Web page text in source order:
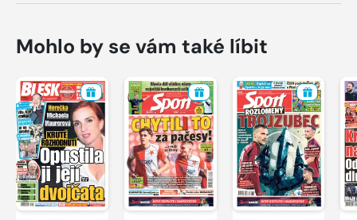
Mohlo by se vám také líbit